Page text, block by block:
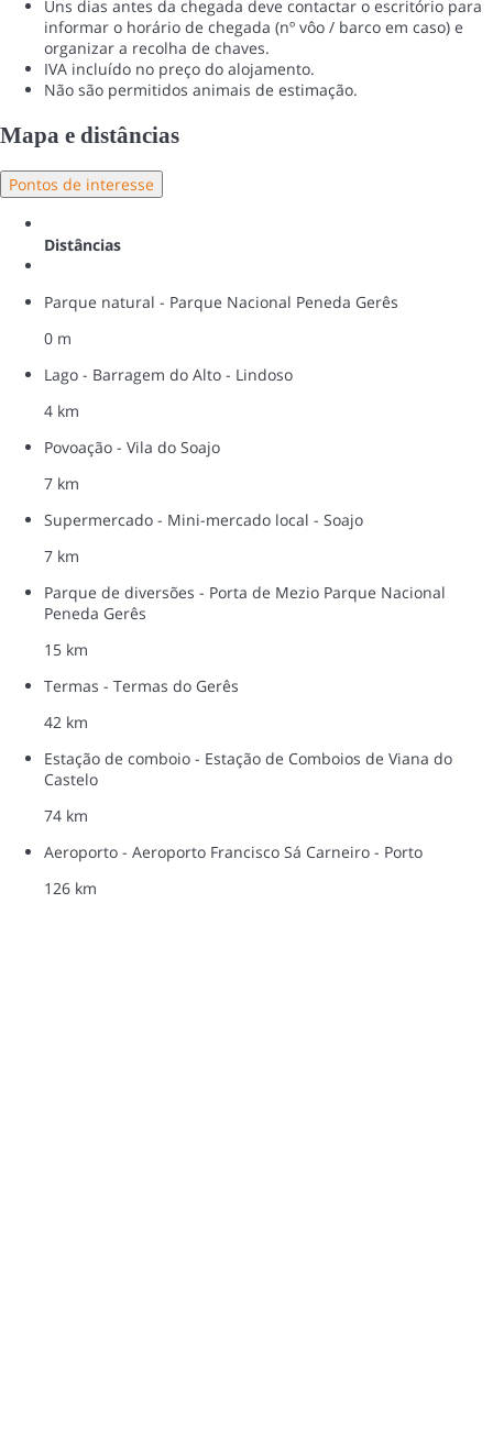
Uns dias antes da chegada deve contactar o escritório para
informar o horário de chegada (nº vôo / barco em caso) e
organizar a recolha de chaves.
IVA incluído no preço do alojamento.
Não são permitidos animais de estimação.
Mapa e distâncias
Pontos de interesse
Distâncias
Parque natural - Parque Nacional Peneda Gerês
0 m
Lago - Barragem do Alto - Lindoso
4 km
Povoação - Vila do Soajo
7 km
Supermercado - Mini-mercado local - Soajo
7 km
Parque de diversões - Porta de Mezio Parque Nacional
Peneda Gerês
15 km
Termas - Termas do Gerês
42 km
Estação de comboio - Estação de Comboios de Viana do
Castelo
74 km
Aeroporto - Aeroporto Francisco Sá Carneiro - Porto
126 km